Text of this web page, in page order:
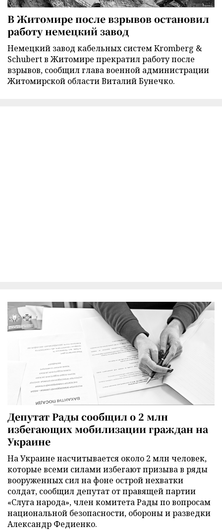
В Житомире после взрывов остановил
работу немецкий завод
Немецкий завод кабельных систем Kromberg &
Schubert в Житомире прекратил работу после
взрывов, сообщил глава военной администрации
Житомирской области Виталий Бунечко.
Депутат Рады сообщил о 2 млн
избегающих мобилизации граждан на
Украине
На Украине насчитывается около 2 млн человек,
которые всеми силами избегают призыва в ряды
вооруженных сил на фоне острой нехватки
солдат, сообщил депутат от правящей партии
«Слуга народа», член комитета Рады по вопросам
национальной безопасности, обороны и разведки
Александр Федиенко.